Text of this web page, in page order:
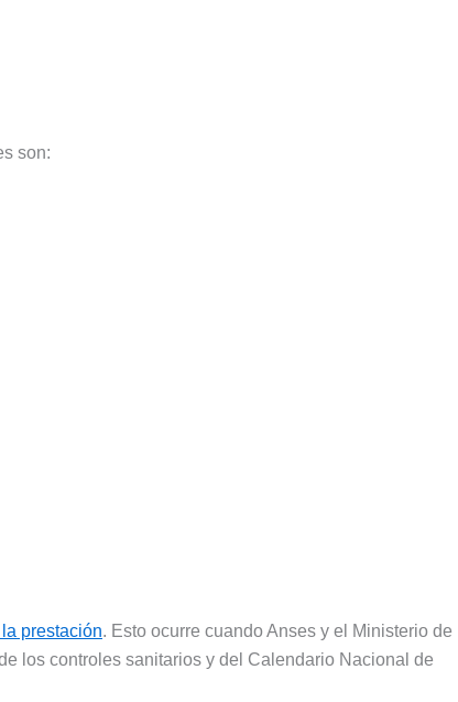
son:
prestación. Esto ocurre cuando Anses y el Ministerio de
los controles sanitarios y del Calendario Nacional de